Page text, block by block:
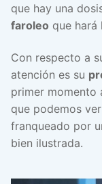
que hay una
faroleo que
Con respecto a
atención es su
primer momento
que podemos
franqueado por
bien ilustrada.